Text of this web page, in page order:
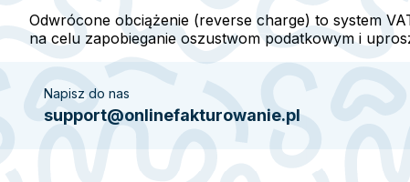
Odwrócone obciążenie (reverse charge) to system
na celu zapobieganie oszustwom podatkowym i
Napisz do nas
support@onlinefakturowanie.pl